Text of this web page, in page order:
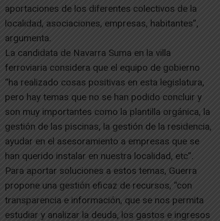
aportaciones de los diferentes colectivos de la
localidad, asociaciones, empresas, habitantes”,
argumenta.
La candidata de Navarra Suma en la villa
ferroviaria considera que el equipo de gobierno
“ha realizado cosas positivas en esta legislatura,
pero hay temas que no se han podido concluir y
son muy importantes como la plantilla orgánica, la
gestión de las piscinas, la gestión de la residencia,
ayudar en el asesoramiento a empresas que se
han querido instalar en nuestra localidad, etc”.
Para aportar soluciones a estos temas, Guerra
propone una gestión eficaz de recursos, “con
transparencia e información, que se nos permita
estudiar y analizar la deuda, los gastos e ingresos